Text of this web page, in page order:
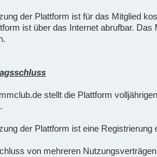
der Plattform ist für das Mitglied
ist über das Internet abrufbar.
stellt die Plattform
der Plattform ist eine
von mehreren